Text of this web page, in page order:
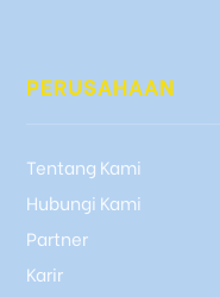
PERUSAHAAN
Tentang Kami
Hubungi Kami
Partner
Karir